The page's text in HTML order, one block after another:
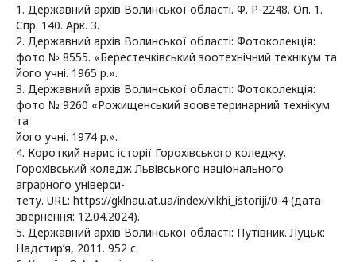
1. Державний архів Волинської області. Ф. Р-2248. Оп. 1.
Спр. 140. Арк. 3.
2. Державний архів Волинської області: Фотоколекція:
фото № 8555. «Берестечківський зоотехнічний технікум та
його учні. 1965 р.».
3. Державний архів Волинської області: Фотоколекція:
фото № 9260 «Рожищенський зооветеринарний технікум
та
його учні. 1974 р.».
4. Короткий нарис історії Горохівського коледжу.
Горохівський коледж Львівського національного
аграрного універси-
тету. URL: https://gklnau.at.ua/index/vikhi_istoriji/0-4 (дата
звернення: 12.04.2024).
5. Державний архів Волинської області: Путівник. Луцьк:
Надстир’я, 2011. 952 с.